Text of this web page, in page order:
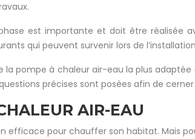
est importante et doit être réalisée
qui peuvent survenir lors de
pompe à chaleur air-eau la plus
précises sont posées afin de
AIR-EAU
efficace pour chauffer son habitat. Mais